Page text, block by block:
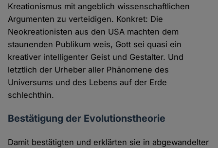
Kreationismus mit angeblich wissenschaftlichen
Argumenten zu verteidigen. Konkret: Die
Neokreationisten aus den USA machten dem
staunenden Publikum weis, Gott sei quasi ein
kreativer intelligenter Geist und Gestalter. Und
letztlich der Urheber aller Phänomene des
Universums und des Lebens auf der Erde
schlechthin.
Bestätigung der Evolutionstheorie
Damit bestätigten und erklärten sie in abgewandelter